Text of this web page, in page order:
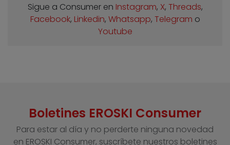
Sigue a Consumer en Instagram, X, Threads,
Facebook, Linkedin, Whatsapp, Telegram o
Youtube
Boletines EROSKI Consumer
Para estar al día y no perderte ninguna novedad
en EROSKI Consumer, suscríbete nuestros boletines